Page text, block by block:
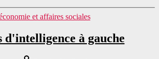
Catégories
et affaires sociales
d'intelligence à gauche